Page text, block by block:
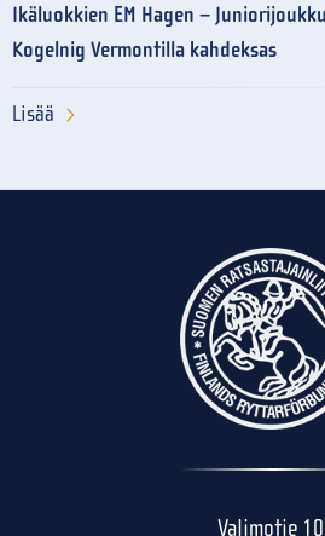
Ikäluokkien EM Hagen –
Kogelnig Vermontilla kahdeksas
Lisää
Valimotie 10